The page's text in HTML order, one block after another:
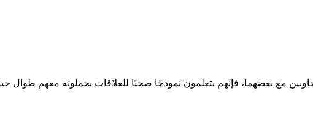
مع بعضهما، فإنهم يتعلمون نموذجًا صحيًا للعلاقات يحملونه معهم طوال